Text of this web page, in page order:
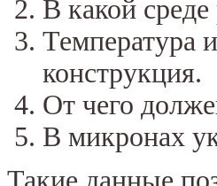
В какой
Температура
конструкция.
От чего
В микронах